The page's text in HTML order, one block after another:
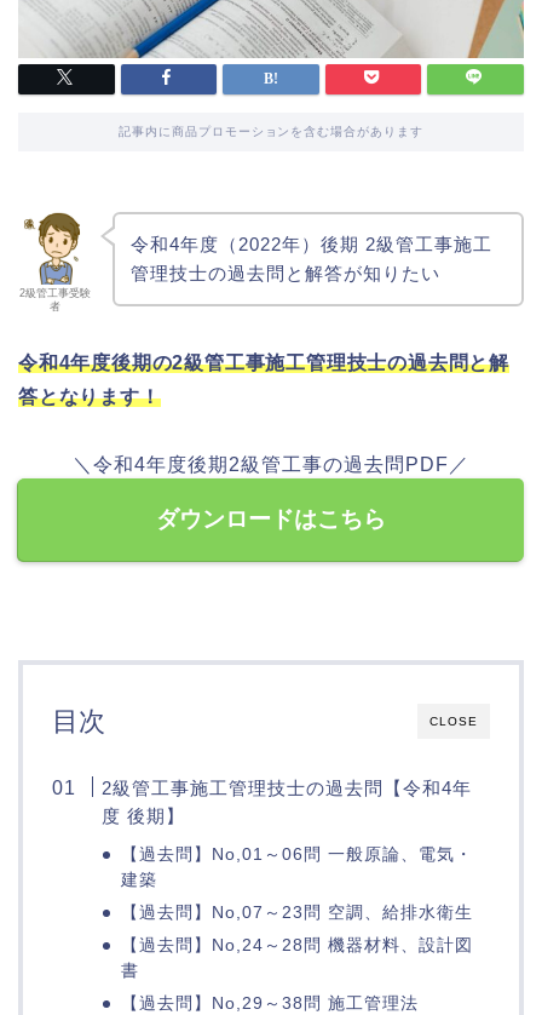
記事内に商品プロモーションを含む場合があります
2級管工事受験
者
令和4年度（2022年）後期 2級管工事施工
管理技士の過去問と解答が知りたい
令和4年度後期の2級管工事施工管理技士の過去問と解
答となります！
＼令和4年度後期2級管工事の過去問PDF／
ダウンロードはこちら
CLOSE
目次
2級管工事施工管理技士の過去問【令和4年
度 後期】
【過去問】No,01～06問 一般原論、電気・
建築
【過去問】No,07～23問 空調、給排水衛生
【過去問】No,24～28問 機器材料、設計図
書
【過去問】No,29～38問 施工管理法